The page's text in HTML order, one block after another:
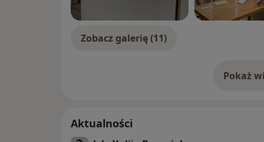
Zobacz galerię (11)
Pokaż o
Aktualności